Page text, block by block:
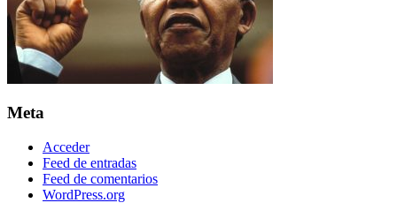
Meta
Acceder
Feed de entradas
Feed de comentarios
WordPress.org